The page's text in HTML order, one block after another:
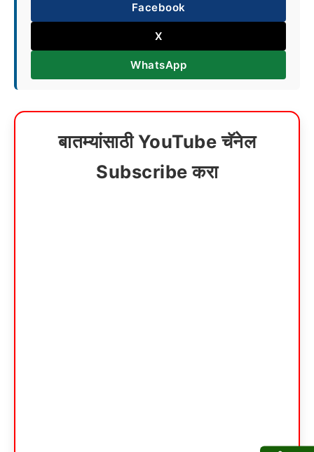
Facebook
X
WhatsApp
बातम्यांसाठी YouTube चॅनेल
Subscribe करा